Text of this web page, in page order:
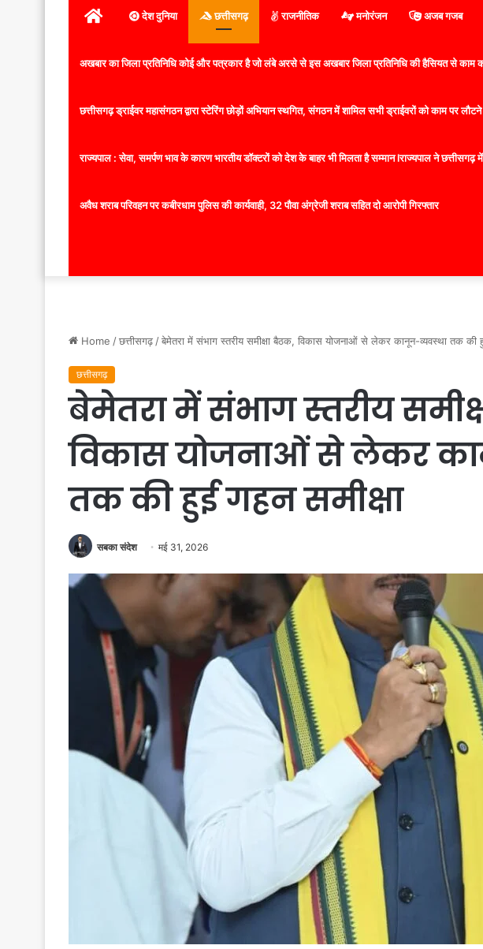
होम देश दुनिया छत्तीसगढ़ राजनीतिक मनोरंजन अजब गजब
अखबार का जिला प्रतिनिधि कोई और पत्रकार है जो लंबे अरसे से इस अखबार जिला प्रतिनिधि की हैसियत से काम
छत्तीसगढ़ ड्राईवर महासंगठन द्वारा स्टेरिंग छोड़ों अभियान स्थगित, संगठन में शामिल सभी ड्राईवरों को काम पर
राज्यपाल : सेवा, समर्पण भाव के कारण भारतीय डॉक्टरों को देश के बाहर भी मिलता है सम्मान lराज्यपाल ने
अवैध शराब परिवहन पर कबीरधाम पुलिस की कार्यवाही, 32 पौवा अंग्रेजी शराब सहित दो आरोपी गिरफ्तार
Home /छत्तीसगढ़ /बेमेतरा में संभाग स्तरीय समीक्षा बैठक, विकास योजनाओं से लेकर कानून-व्यवस्था तक की
छत्तीसगढ़
बेमेतरा में संभाग स्तरीय
विकास योजनाओं से लेकर
तक की हुई गहन समीक्षा
सबका संदेश मई 31, 2026